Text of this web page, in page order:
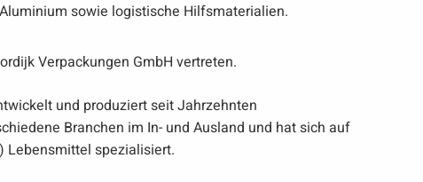
sowie logistische Hilfsmaterialien.
Verpackungen GmbH vertreten.
und produziert seit Jahrzehnten
Branchen im In- und Ausland und hat sich auf
Lebensmittel spezialisiert.